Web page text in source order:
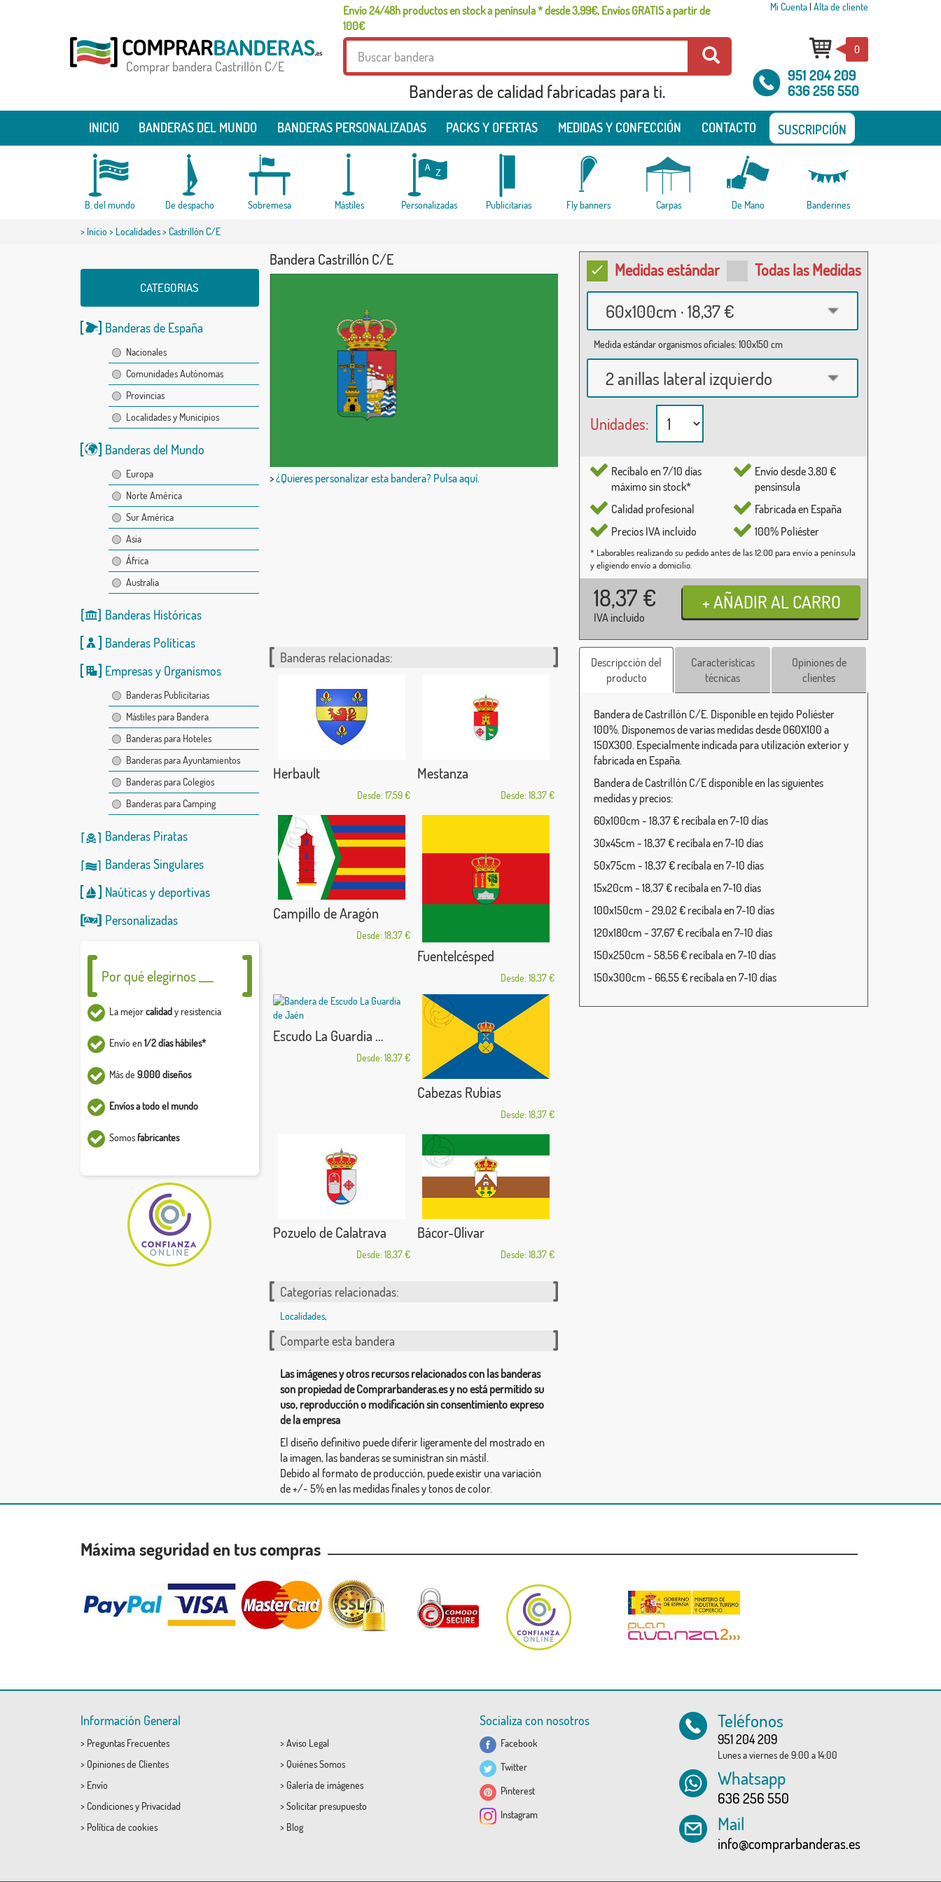
Envío 24/48h productos en stock a península * desde 3,99€, Envíos GRATIS a partir de
100€
Mi Cuenta| Alta de cliente
Comprar bandera Castrillón C/E
Banderas de calidad fabricadas para ti.
0
951 204 209
636 256 550
INICIO BANDERAS DEL MUNDO BANDERAS PERSONALIZADAS PACKS Y OFERTAS MEDIDAS Y CONFECCIÓN CONTACTO SUSCRIPCIÓN
B. del mundo De despacho Sobremesa Mástiles Personalizadas Publicitarias Fly banners Carpas De Mano Banderines
> Inicio> Localidades> Castrillón C/E
CATEGORIAS
Banderas de España
Nacionales
Comunidades Autónomas
Provincias
Localidades y Municipios
Banderas del Mundo
Europa
Norte América
Sur América
Asia
África
Australia
Banderas Históricas
Banderas Políticas
Empresas y Organismos
Banderas Publicitarias
Mástiles para Bandera
Banderas para Hoteles
Banderas para Ayuntamientos
Banderas para Colegios
Banderas para Camping
Banderas Piratas
Banderas Singulares
Naúticasydeportivas
Personalizadas
Por qué elegirnos ___
La mejorcalidady resistencia
Envío en1/2 días hábiles*
Más de 9.000 diseños
Envíos a todo el mundo
Somosfabricantes
Bandera Castrillón C/E
>¿Quieres personalizar esta bandera? Pulsa aquí.
Medidas estándar Todas las Medidas
60x100cm · 18,37 €
Medida estándar organismos oficiales: 100x150 cm
2 anillas lateral izquierdo
Unidades:
Recíbalo en 7/10 días
máximo sin stock*
Calidad profesional
Precios IVA incluido
Envío desde 3,80 €
pensínsula
Fabricada en España
100% Poliéster
* Laborables realizando su pedido antes de las 12:00 para envío a península
y eligiendo envío a domicilio.
18,37 €
IVA incluido
Banderas relacionadas:
Herbault
Desde: 17,59 €
Mestanza
Desde: 18,37 €
Campillo de Aragón
Desde: 18,37 €
Fuentelcésped
Desde: 18,37 €
Escudo La Guardia ...
Desde: 18,37 €
Cabezas Rubias
Desde: 18,37 €
Pozuelo de Calatrava
Desde: 18,37 €
Bácor-Olivar
Desde: 18,37 €
Categorías relacionadas:
Localidades,
Comparte esta bandera
Las imágenes y otros recursos relacionados con las banderas
son propiedad de Comprarbanderas.es y no está permitido su
uso, reproducción o modificación sin consentimiento expreso
de la empresa
El diseño definitivo puede diferir ligeramente del mostrado en
la imagen, las banderas se suministran sin mástil.
Debido al formato de producción, puede existir una variación
de +/- 5% en las medidas finales y tonos de color.
Descripcción del
producto
Características
técnicas
Opiniones de
clientes
Bandera de Castrillón C/E. Disponible en tejido Poliéster
100%. Disponemos de varias medidas desde 060X100 a
150X300. Especialmente indicada para utilización exterior y
fabricada en España.
Bandera de Castrillón C/E disponible en las siguientes
medidas y precios:
60x100cm - 18,37 € recíbala en 7-10 días
30x45cm - 18,37 € recíbala en 7-10 días
50x75cm - 18,37 € recíbala en 7-10 días
15x20cm - 18,37 € recíbala en 7-10 días
100x150cm - 29,02 € recíbala en 7-10 días
120x180cm - 37,67 € recíbala en 7-10 días
150x250cm - 58,56 € recíbala en 7-10 días
150x300cm - 66,55 € recíbala en 7-10 días
Máxima seguridad en tus compras
Información General
> Preguntas Frecuentes
> Opiniones de Clientes
> Envío
> Condicionesy Privacidad
> Política de cookies
> Aviso Legal
> Quiénes Somos
> Galería de imágenes
> Solicitar presupuesto
> Blog
Socializa con nosotros
Facebook
Twitter
Pinterest
Instagram
Teléfonos
951 204 209
Lunes a viernes de 9:00 a 14:00
Whatsapp
636 256 550
Mail
info@comprarbanderas.es